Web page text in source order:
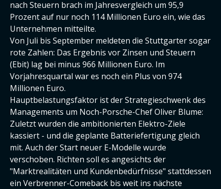
nach Steuern brach im Jahresvergleich um 95,9
Prozent auf nur noch 114 Millionen Euro ein, wie das
Unternehmen mitteilte.
Von Juli bis September meldeten die Stuttgarter sogar
rote Zahlen: Das Ergebnis vor Zinsen und Steuern
(Ebit) lag bei minus 966 Millionen Euro. Im
Vorjahresquartal war es noch ein Plus von 974
Millionen Euro.
Hauptbelastungsfaktor ist der Strategieschwenk des
Managements um Noch-Porsche-Chef Oliver Blume:
Zuletzt wurden die ambitionierten Elektro-Ziele
kassiert - und die geplante Batteriefertigung gleich
mit. Auch der Start neuer E-Modelle wurde
verschoben. Richten soll es angesichts der
"Marktrealitäten und Kundenbedürfnisse" stattdessen
ein Verbrenner-Comeback bis weit ins nächste